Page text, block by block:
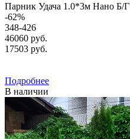
Парник Удача 1.0*3м Нано Б/Г
-62%
348-426
46060 руб.
17503 руб.
Подробнее
В наличии